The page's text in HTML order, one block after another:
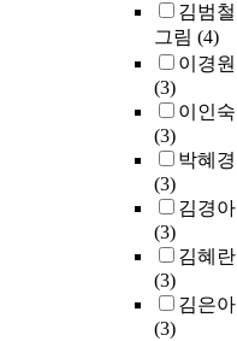
김범철
그림 (4)
이경원
(3)
이인숙
(3)
박혜경
(3)
김경아
(3)
김혜란
(3)
김은아
(3)